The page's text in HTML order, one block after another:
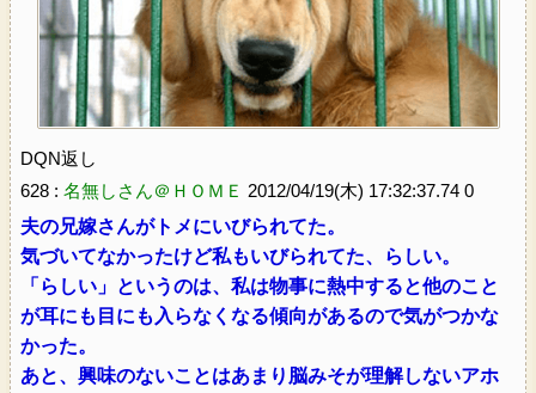
DQN返し
628 : 名無しさん＠ＨＯＭＥ 2012/04/19(木) 17:32:37.74 0
夫の兄嫁さんがトメにいびられてた。
気づいてなかったけど私もいびられてた、らしい。
「らしい」というのは、私は物事に熱中すると他のこと
が耳にも目にも入らなくなる傾向があるので気がつかな
かった。
あと、興味のないことはあまり脳みそが理解しないアホ